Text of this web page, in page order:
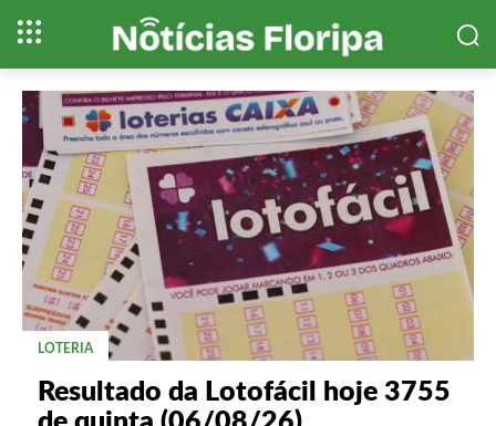
LOTERIA
Resultado da Lotofácil hoje 3755